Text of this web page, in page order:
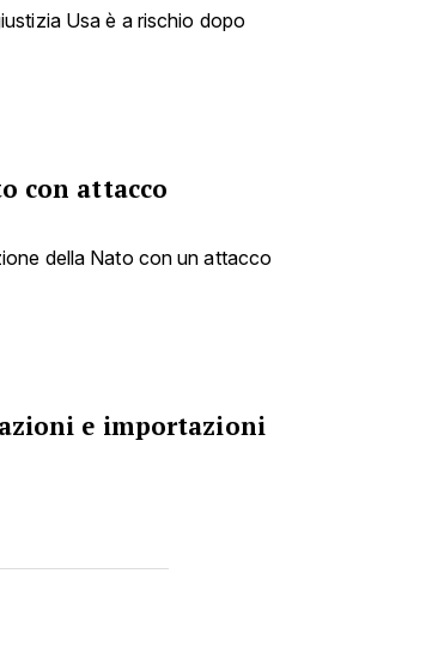
Usa è a rischio dopo
con attacco
della Nato con un attacco
e importazioni